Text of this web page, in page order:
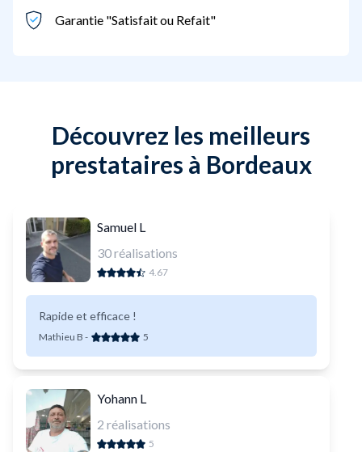
Garantie "Satisfait ou Refait"
Découvrez les meilleurs
prestataires à Bordeaux
Samuel L
30réalisations
4.67
Rapide et efficace !
Mathieu B - 5
Yohann L
2 réalisations
5